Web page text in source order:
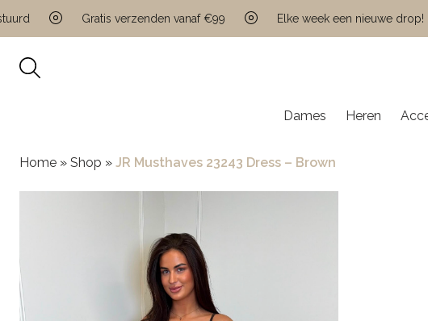
Gratis verzenden vanaf €99 Elke week een nieuwe drop!
Dames Heren
Home » Shop » JR Musthaves 23243 Dress – Brown